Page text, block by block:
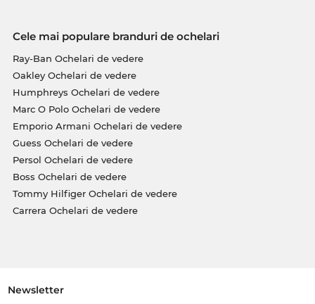
Cele mai populare branduri de ochelari
Ray-Ban Ochelari de vedere
Oakley Ochelari de vedere
Humphreys Ochelari de vedere
Marc O Polo Ochelari de vedere
Emporio Armani Ochelari de vedere
Guess Ochelari de vedere
Persol Ochelari de vedere
Boss Ochelari de vedere
Tommy Hilfiger Ochelari de vedere
Carrera Ochelari de vedere
Newsletter